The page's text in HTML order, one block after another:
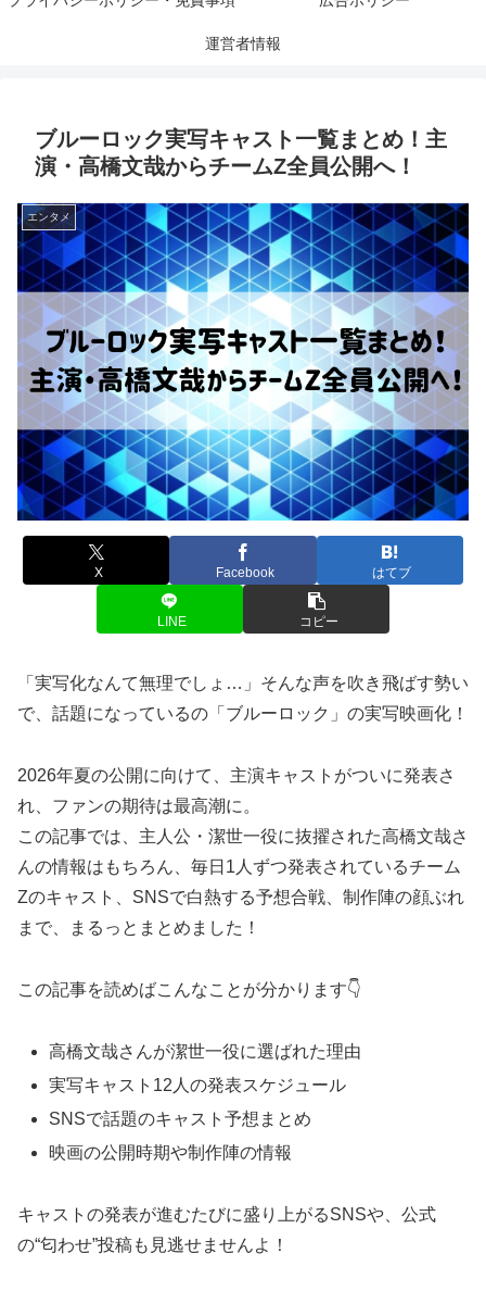
運営者情報
ブルーロック実写キャスト一覧まとめ！主
演・高橋文哉からチームZ全員公開へ！
エンタメ
X Facebook はてブ
LINE コピー
「実写化なんて無理でしょ…」そんな声を吹き飛ばす勢い
で、話題になっているの「ブルーロック」の実写映画化！
2026年夏の公開に向けて、主演キャストがついに発表さ
れ、ファンの期待は最高潮に。
この記事では、主人公・潔世一役に抜擢された高橋文哉さ
んの情報はもちろん、毎日1人ずつ発表されているチーム
Zのキャスト、SNSで白熱する予想合戦、制作陣の顔ぶれ
まで、まるっとまとめました！
この記事を読めばこんなことが分かります👇
高橋文哉さんが潔世一役に選ばれた理由
実写キャスト12人の発表スケジュール
SNSで話題のキャスト予想まとめ
映画の公開時期や制作陣の情報
キャストの発表が進むたびに盛り上がるSNSや、公式
の“匂わせ”投稿も見逃せませんよ！